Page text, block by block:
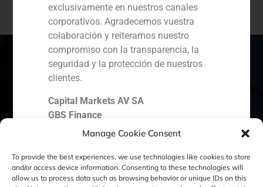
Manage Cookie Consent
To provide the best experiences, we use technologies like cookies to store
and/or access device information. Consenting to these technologies will
allow us to process data such as browsing behavior or unique IDs on this
Ecuador
exclusivamente en nuestros canales
corporativos. Agradecemos vuestra
colaboración y reiteramos nuestro
compromiso con la transparencia, la
seguridad y la protección de nuestros
clientes.
Capital Markets AV SA
GBS Finance